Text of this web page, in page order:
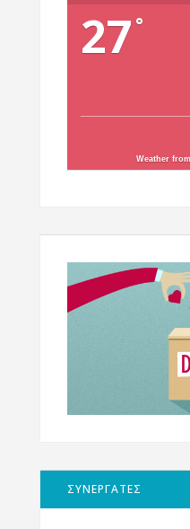
27 °
Weather
ΣΥΝΕΡΓΑΤΕΣ